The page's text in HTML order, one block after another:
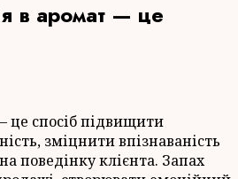
в аромат — це
це спосіб підвищити
зміцнити впізнаваність
поведінку клієнта. Запах